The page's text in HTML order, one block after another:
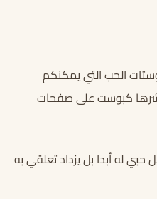
الحب التي يمكنكم
كبوست على صفحات
له أبدا بل يزداد تعلقي به